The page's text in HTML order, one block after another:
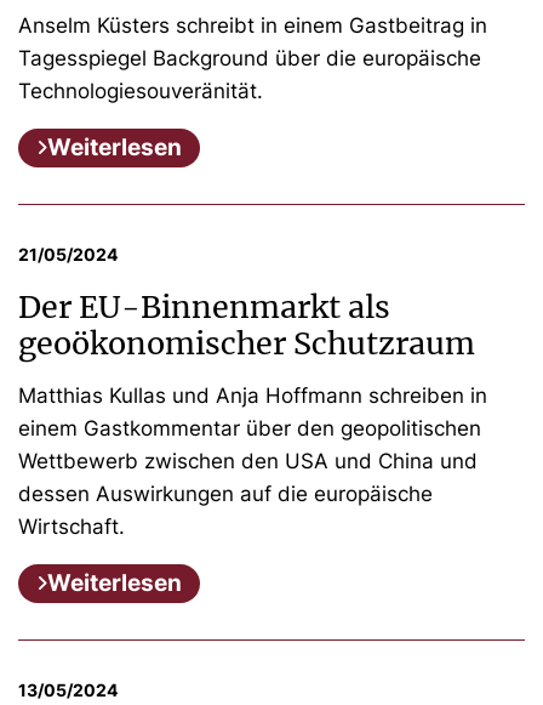
Anselm Küsters schreibt in einem Gastbeitrag in
Tagesspiegel Background über die europäische
Technologiesouveränität.
Weiterlesen
21/05/2024
Der EU-Binnenmarkt als
geoökonomischer Schutzraum
Matthias Kullas und Anja Hoffmann schreiben in
einem Gastkommentar über den geopolitischen
Wettbewerb zwischen den USA und China und
dessen Auswirkungen auf die europäische
Wirtschaft.
Weiterlesen
13/05/2024